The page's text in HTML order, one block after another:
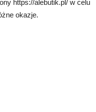
https://alebutik.pl/ w celu
okazje.